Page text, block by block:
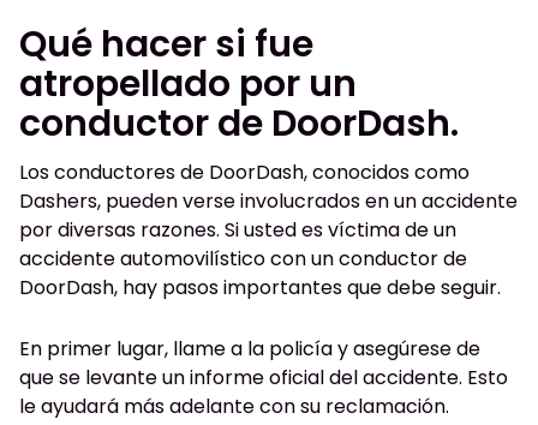
Qué hacer si fue
atropellado por un
conductor de DoorDash.
Los conductores de DoorDash, conocidos como
Dashers, pueden verse involucrados en un accidente
por diversas razones. Si usted es víctima de un
accidente automovilístico con un conductor de
DoorDash, hay pasos importantes que debe seguir.
En primer lugar, llame a la policía y asegúrese de
que se levante un informe oficial del accidente. Esto
le ayudará más adelante con su reclamación.